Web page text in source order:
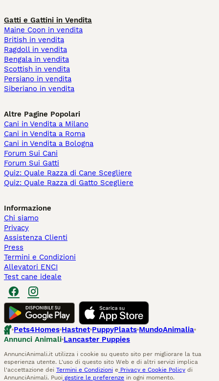
Gatti e Gattini in Vendita
Maine Coon in vendita
British in vendita
Ragdoll in vendita
Bengala in vendita
Scottish in vendita
Persiano in vendita
Siberiano in vendita
Altre Pagine Popolari
Cani in Vendita a Milano
Cani in Vendita a Roma
Cani in Vendita a Bologna
Forum Sui Cani
Forum Sui Gatti
Quiz: Quale Razza di Cane Scegliere
Quiz: Quale Razza di Gatto Scegliere
Informazione
Chi siamo
Privacy
Assistenza Clienti
Press
Termini e Condizioni
Allevatori ENCI
Test cane ideale
Pets4Homes Hastnet PuppyPlaats MundoAnimalia
Annunci Animali Lancaster Puppies
AnnunciAnimali.it utilizza i cookie su questo sito per migliorare la tua
esperienza utente. L'uso di questo sito Web e di altri servizi implica
l'accettazione dei Termini e Condizioni e Privacy e Cookie Policy di
AnnunciAnimali. Puoi gestire le preferenze in ogni momento.